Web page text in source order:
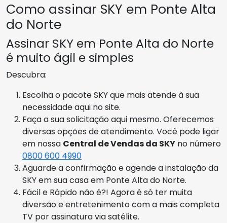
Como assinar SKY em Ponte Alta
do Norte
Assinar SKY em Ponte Alta do Norte
é muito ágil e simples
Descubra:
Escolha o pacote SKY que mais atende à sua
necessidade aqui no site.
Faça a sua solicitação aqui mesmo. Oferecemos
diversas opções de atendimento. Você pode ligar
em nossa Central de Vendas da SKY no número
0800 600 4990
Aguarde a confirmação e agende a instalação da
SKY em sua casa em Ponte Alta do Norte.
Fácil e Rápido não é?! Agora é só ter muita
diversão e entretenimento com a mais completa
TV por assinatura via satélite.